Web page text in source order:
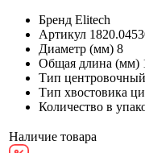
Бренд Elitech
Артикул
Диаметр (мм) 8
Общая длина (мм)
Тип
Тип хвостовика
Количество в
Наличие товара